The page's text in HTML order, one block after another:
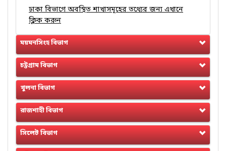
ঢাকা বিভাগে অবস্থিত শাখাসমূহের তথ্যের জন্য এখানে
ক্লিক করুন
ময়মনসিংহ বিভাগ
চট্টগ্রাম বিভাগ
খুলনা বিভাগ
রাজশাহী বিভাগ
সিলেট বিভাগ